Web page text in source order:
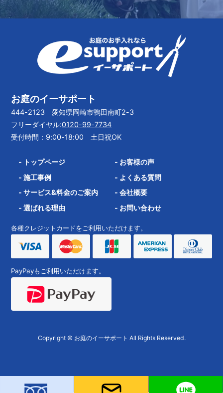
お庭のイーサポート
444-2123 愛知県岡崎市鴨田南町2-3
フリーダイヤル:0120-99-7734
受付時間：9:00-18:00 土日祝OK
- トップページ
- 施工事例
- サービス&料金のご案内
- 選ばれる理由
- お客様の声
- よくある質問
-会社概要
- お問い合わせ
各種クレジットカードをご利用いただけます。
PayPayもご利用いただけます。
Copyright © お庭のイーサポート All Rights Reserved.